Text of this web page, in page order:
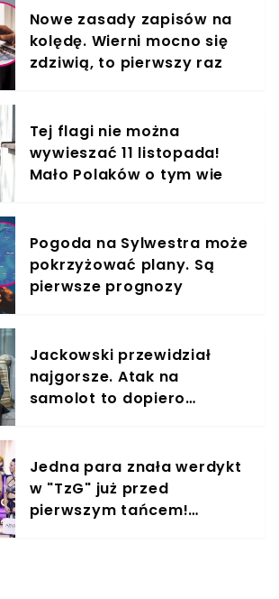
Nowe zasady zapisów na
kolędę. Wierni mocno się
zdziwią, to pierwszy raz
Tej flagi nie można
wywieszać 11 listopada!
Mało Polaków o tym wie
Pogoda na Sylwestra może
pokrzyżować plany. Są
pierwsze prognozy
Jackowski przewidział
najgorsze. Atak na
samolot to dopiero
Jedna para znała werdykt
w "TzG" już przed
pierwszym tańcem!